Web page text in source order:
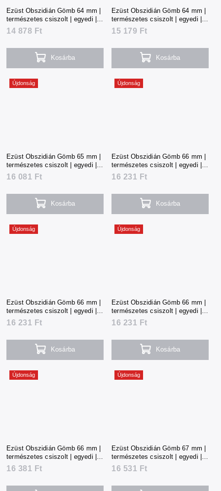
Ezüst Obszidián Gömb 64 mm |
természetes csiszolt | egyedi |
330 g | Mexikó
14 878 Ft
Kosárba
Ezüst Obszidián Gömb 64 mm |
természetes csiszolt | egyedi |
335 g | Mexikó
15 179 Ft
Kosárba
Újdonság
Ezüst Obszidián Gömb 65 mm |
természetes csiszolt | egyedi |
354 g | Mexikó
16 081 Ft
Kosárba
Újdonság
Ezüst Obszidián Gömb 66 mm |
természetes csiszolt | egyedi |
357 g | Mexikó
16 231 Ft
Kosárba
Újdonság
Ezüst Obszidián Gömb 66 mm |
természetes csiszolt | egyedi |
357 g | Mexikó
16 231 Ft
Kosárba
Újdonság
Ezüst Obszidián Gömb 66 mm |
természetes csiszolt | egyedi |
358 g | Mexikó
16 231 Ft
Kosárba
Újdonság
Ezüst Obszidián Gömb 66 mm |
természetes csiszolt | egyedi |
361 g | Mexikó
16 381 Ft
Újdonság
Ezüst Obszidián Gömb 67 mm |
természetes csiszolt | egyedi |
364 g | Mexikó
16 531 Ft